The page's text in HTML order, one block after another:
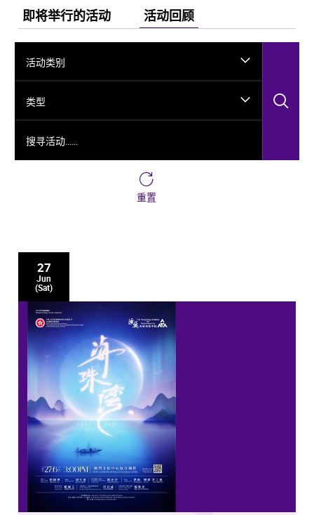
内艺术家。舞剧以新疆艺术剧院歌舞团和新疆师范大学
的青年舞者为班底，携手国内优秀青年舞蹈艺术家共同
即将举行的活动 活动回顾
活动类别
类型
重置
27
Jun
(Sat)